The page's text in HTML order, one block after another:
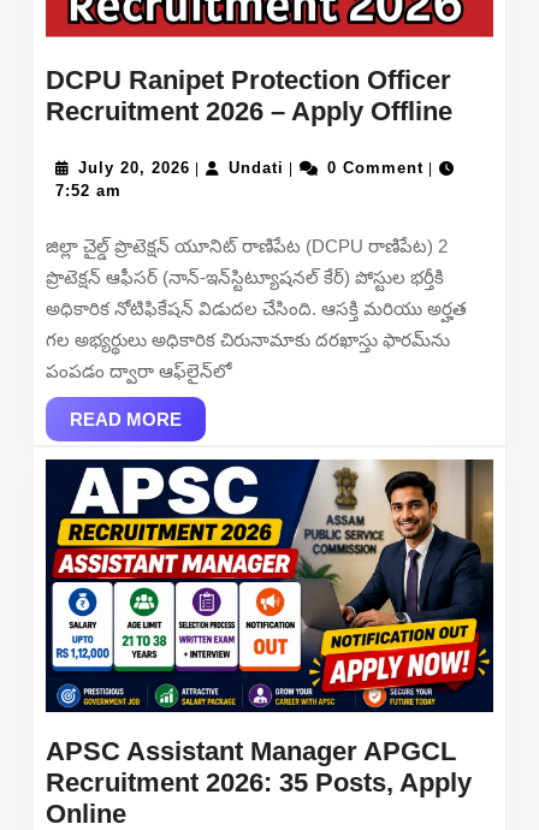
DCPU Ranipet Protection Officer
Recruitment 2026 – Apply OfflineDCPU
–
Apply
July 20, 2026 July
Undati Undati0 Comment
7:52 am
జిల్లా చైల్డ్ ప్రొటెక్షన్ యూనిట్ రాణిపేట (DCPU రాణిపేట) 2
ప్రొటెక్షన్ ఆఫీసర్ (నాన్-ఇన్‌స్టిట్యూషనల్ కేర్) పోస్టుల భర్తీకి
అధికారిక నోటిఫికేషన్ విడుదల చేసింది. ఆసక్తి మరియు అర్హత
గల అభ్యర్థులు అధికారిక చిరునామాకు దరఖాస్తు ఫారమ్‌ను
పంపడం ద్వారా ఆఫ్‌లైన్‌లో
READ MOREREAD
MORE
APSC Assistant Manager APGCL
Recruitment 2026: 35 Posts, Apply
OnlineAPSC